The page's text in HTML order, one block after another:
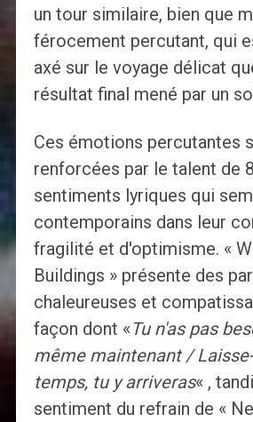
un tour similaire, bien que
férocement percutant, qui
axé sur le voyage délicat
résultat final mené par un
Ces émotions percutantes
renforcées par le talent de
sentiments lyriques qui
contemporains dans leur
fragilité et d'optimisme. «
Buildings » présente des
chaleureuses et
façon dont «Tu n'as pas
même maintenant /
temps, tu y arriveras« ,
sentiment du refrain de «